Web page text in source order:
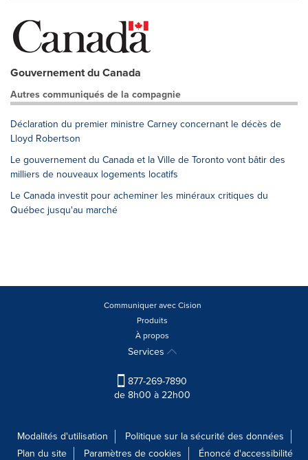
Gouvernement du Canada
Autres communiqués de la compagnie
Déclaration du premier ministre Carney concernant le décès de
Lloyd Robertson
Le gouvernement du Canada et la Ville de Toronto vont bâtir des
milliers de nouveaux logements locatifs
Le Canada investit pour acheminer les minéraux critiques du
Québec jusqu'au marché
Communiquer avec Cision
Produits
À propos
Services
877-269-7890
de 8h00 à 22h00
Modalités d'utilisation
Politique sur la sécurité des données
Plan du site
Paramètres de cookies Énoncé d'accessibilité